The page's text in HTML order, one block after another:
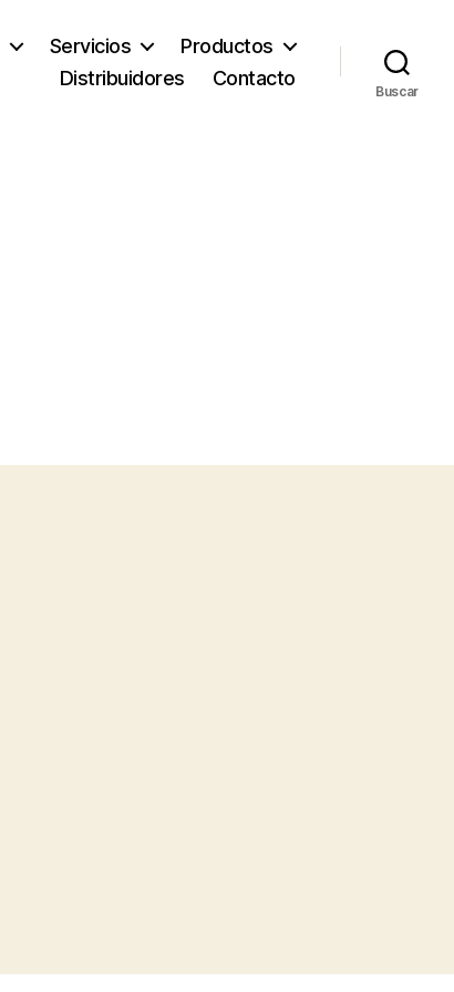
Servicios
Productos
Distribuidores
Contacto
Buscar